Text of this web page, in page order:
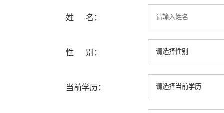
姓 名：
性 别：
当前学历：